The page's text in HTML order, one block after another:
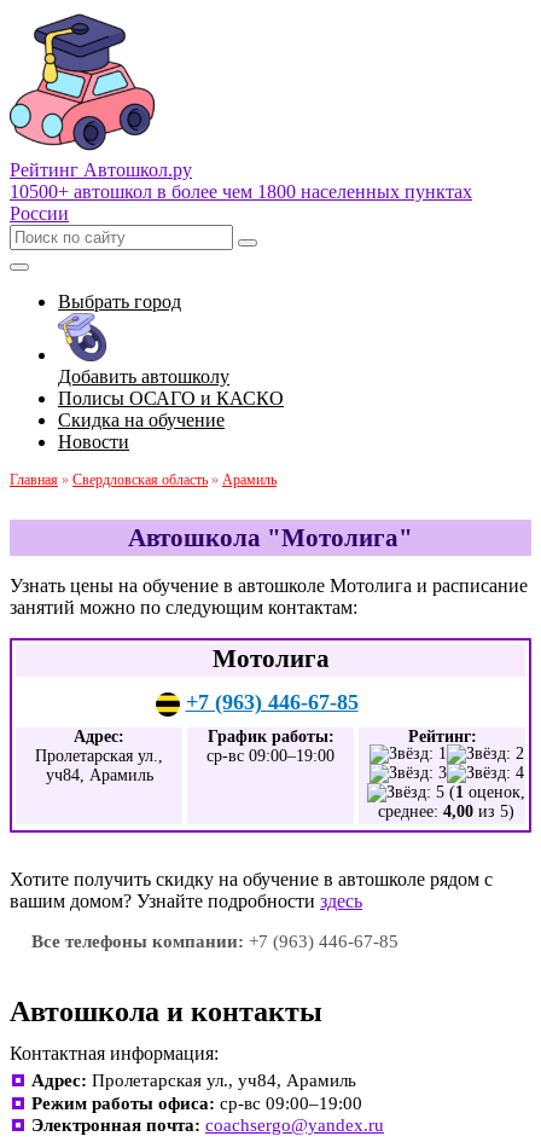
Рейтинг Автошкол.ру
10500+ автошкол в более чем 1800 населенных пунктах
России
Выбрать город
Добавить автошколу
Полисы ОСАГО и КАСКО
Скидка на обучение
Новости
Главная » Свердловская область » Арамиль
Автошкола "Мотолига"
Узнать цены на обучение в автошколе Мотолига и расписание
занятий можно по следующим контактам:
Мотолига
+7 (963) 446-67-85
Адрес:
Пролетарская ул.,
уч84, Арамиль
График работы:
ср-вс 09:00–19:00
Рейтинг:
(1 оценок,
среднее: 4,00 из 5)
Хотите получить скидку на обучение в автошколе рядом с
вашим домом? Узнайте подробности здесь
Все телефоны компании: +7 (963) 446-67-85
Автошкола и контакты
Контактная информация:
Адрес: Пролетарская ул., уч84, Арамиль
Режим работы офиса: ср-вс 09:00–19:00
Электронная почта: coachsergo@yandex.ru